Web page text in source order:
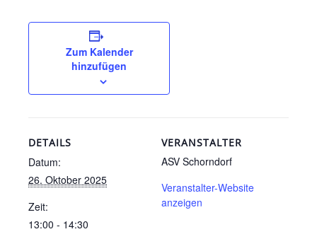
Zum Kalender
hinzufügen
DETAILS
Datum:
26. Oktober 2025
Zeit:
13:00 - 14:30
VERANSTALTER
ASV Schorndorf
Veranstalter-Website
anzeigen